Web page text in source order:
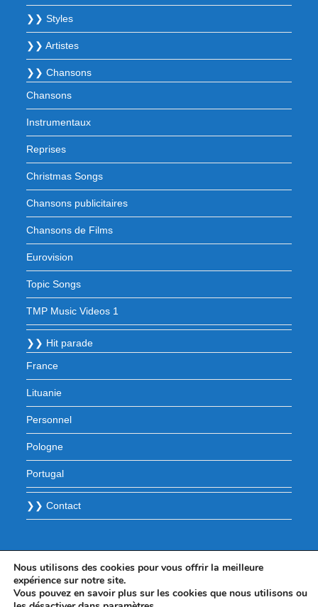
❯❯ Styles
❯❯ Artistes
❯❯ Chansons
Chansons
Instrumentaux
Reprises
Christmas Songs
Chansons publicitaires
Chansons de Films
Eurovision
Topic Songs
TMP Music Videos 1
❯❯ Hit parade
France
Lituanie
Personnel
Pologne
Portugal
❯❯ Contact
Nous utilisons des cookies pour vous offrir la meilleure
expérience sur notre site.
Vous pouvez en savoir plus sur les cookies que nous utilisons ou